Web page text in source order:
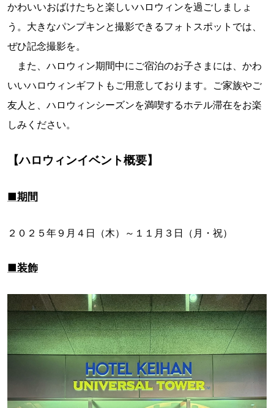
かわいいおばけたちと楽しいハロウィンを過ごしましょ
う。大きなパンプキンと撮影できるフォトスポットでは、
ぜひ記念撮影を。
また、ハロウィン期間中にご宿泊のお子さまには、かわ
いいハロウィンギフトもご用意しております。ご家族やご
友人と、ハロウィンシーズンを満喫するホテル滞在をお楽
しみください。
【ハロウィンイベント概要】
■期間
２０２５年９月４日（木）～１１月３日（月・祝）
■装飾